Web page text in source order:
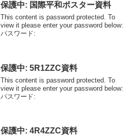
保護中: 国際平和ポスター資料
This content is password protected. To
view it please enter your password below:
パスワード:
保護中: 5R1ZZC資料
This content is password protected. To
view it please enter your password below:
パスワード:
保護中: 4R4ZZC資料